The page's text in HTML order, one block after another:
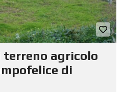
terreno agricolo
di